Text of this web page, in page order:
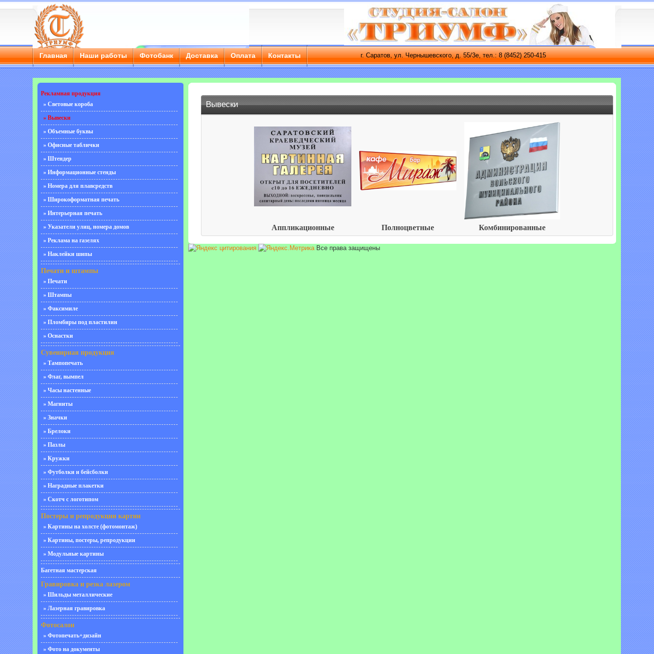
Главная Правила Контакты
Главная Наши работы Фотобанк Доставка Оплата Контакты г. Саратов, ул. Чернышевского, д. 55/3е, тел.: 8 (8452) 250-415
Рекламная продукция
» Световые короба
» Вывески
» Объемные буквы
» Офисные таблички
» Штендер
» Информационные стенды
» Номера для плавсредств
» Широкоформатная печать
» Интерьерная печать
» Указатели улиц, номера домов
» Реклама на газелях
» Наклейки шипы
Печати и штампы
» Печати
» Штампы
» Факсимиле
» Пломбиры под пластилин
» Оснастки
Сувенирная продукция
» Тампопечать
» Флаг, вымпел
» Часы настенные
» Магниты
» Значки
» Брелоки
» Пазлы
» Кружки
» Футболки и бейсболки
» Наградные плакетки
» Скотч с логотипом
Постеры и репродукции картин
» Картины на холсте (фотомонтаж)
» Картины, постеры, репродукции
» Модульные картины
Багетная мастерская
Гравировка и резка лазером
» Шильды металлические
» Лазерная гравировка
Фотосалон
» Фотопечать+дизайн
» Фото на документы
Вывески
Аппликационные Полноцветные Комбинированные
Все права защищены